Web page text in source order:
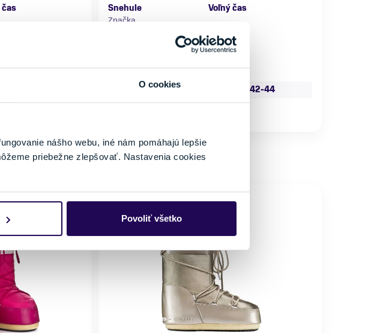
O cookies
nášho webu, iné nám pomáhajú lepšie
priebežne zlepšovať. Nastavenia cookies
Povoliť všetko
čas
Snehule
Voľný čas
Značka
39-41
42-44